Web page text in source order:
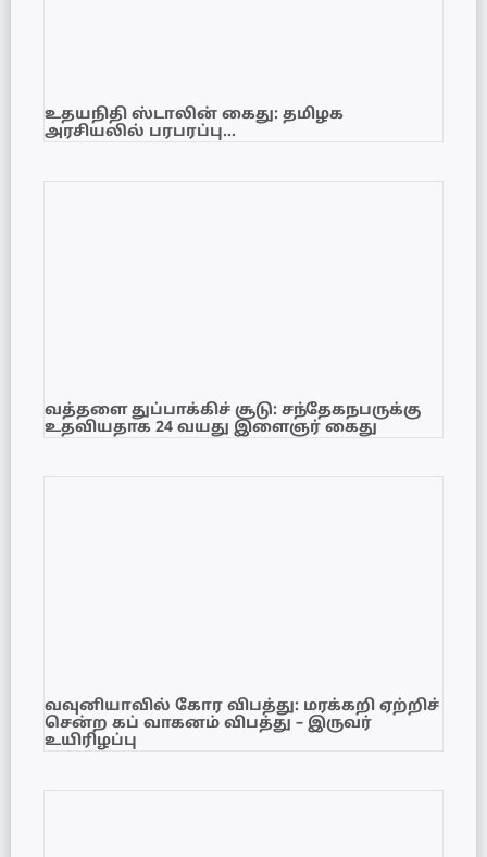
உதயநிதி ஸ்டாலின் கைது: தமிழக
அரசியலில் பரபரப்பு…
வத்தளை துப்பாக்கிச் சூடு: சந்தேகநபருக்கு
உதவியதாக 24 வயது இளைஞர் கைது
வவுனியாவில் கோர விபத்து: மரக்கறி ஏற்றிச்
சென்ற கப் வாகனம் விபத்து – இருவர்
உயிரிழப்பு